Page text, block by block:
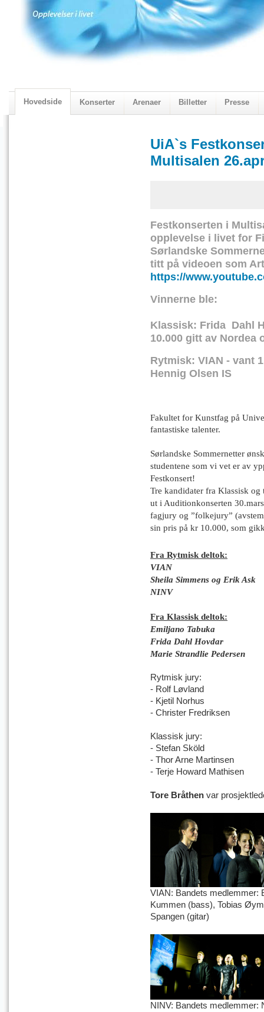
Hovedside Konserter Arenaer Billetter Presse
UiA`s
Multisalen
Festkonserten i
opplevelse i livet for
Sørlandske
titt på videoen som
https://
Vinnerne ble:
Klassisk: Frida Dahl
10.000 gitt av Nordea
Rytmisk: VIAN - vant
Hennig Olsen IS
Fakultet for Kunstfag på
fantastiske talenter.
Sørlandske Sommernetter
studentene som vi vet er av
Festkonsert!
Tre kandidater fra Klassisk
ut i Auditionkonserten
fagjury og ”folkejury”
sin pris på kr 10.000, som
Fra Rytmisk deltok:
VIAN
Sheila Simmens og Erik Ask
NINV
Fra Klassisk deltok:
Emiljano Tabuka
Frida Dahl Hovdar
Marie Strandlie Pedersen
Rytmisk jury:
- Rolf Løvland
- Kjetil Norhus
- Christer Fredriksen
Klassisk jury:
- Stefan Sköld
- Thor Arne Martinsen
- Terje Howard Mathisen
Tore Bråthen var
VIAN: Bandets medlemmer:
Kummen (bass), Tobias
Spangen (gitar)
NINV: Bandets medlemmer: